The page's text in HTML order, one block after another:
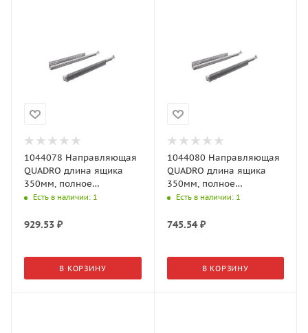
1044078 Направляющая
QUADRO длина ящика
350мм, полное
выдвижение,
(Хеттих)
Есть в наличии: 1
929.53 ₽
В КОРЗИНУ
1044080 Направляющая
QUADRO длина ящика
350мм, полное
выдвижение,
(Хеттих)
Есть в наличии: 1
745.54₽
В КОРЗИНУ